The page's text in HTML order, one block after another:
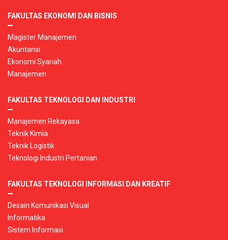
FAKULTAS EKONOMI DAN BISNIS
Magister Manajemen
Akuntansi
Ekonomi Syariah
Manajemen
FAKULTAS TEKNOLOGI DAN INDUSTRI
Manajemen Rekayasa
Teknik Kimia
Teknik Logistik
Teknologi Industri Pertanian
FAKULTAS TEKNOLOGI INFORMASI DAN KREATIF
Desain Komunikasi Visual
Informatika
Sistem Informasi